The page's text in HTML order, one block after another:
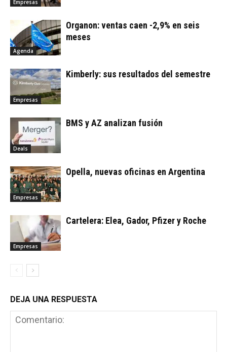
Empresas
Agenda
Organon: ventas caen -2,9% en seis
meses
Empresas
Kimberly: sus resultados del semestre
Deals
BMS y AZ analizan fusión
Empresas
Opella, nuevas oficinas en Argentina
Empresas
Cartelera: Elea, Gador, Pfizer y Roche
DEJA UNA RESPUESTA